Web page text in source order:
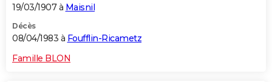
19/03/1907 à Maisnil
Décès
08/04/1983 à Foufflin-Ricametz
Famille BLON